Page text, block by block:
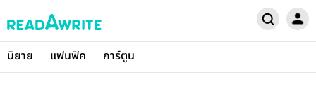
นิยาย แฟนฟิค การ์ตูน